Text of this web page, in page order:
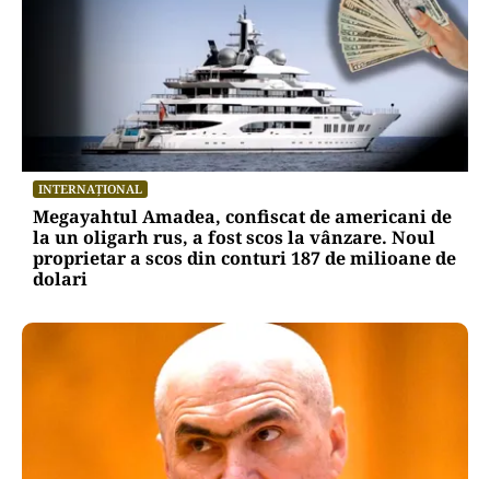
INTERNAȚIONAL
Megayahtul Amadea, confiscat de americani de
la un oligarh rus, a fost scos la vânzare. Noul
proprietar a scos din conturi 187 de milioane de
dolari